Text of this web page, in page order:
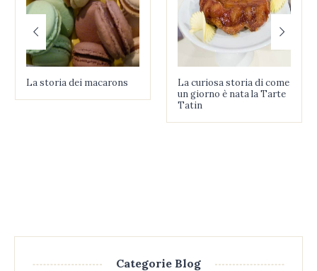
La storia dei macarons
La curiosa storia di come
un giorno è nata la Tarte
Tatin
Categorie Blog